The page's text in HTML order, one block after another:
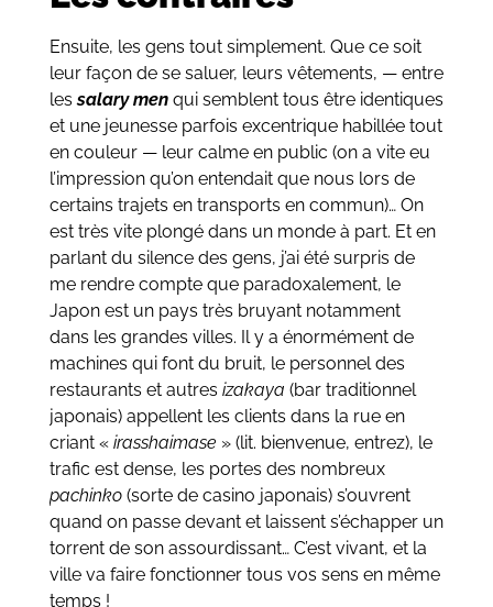
Ensuite, les gens tout simplement. Que ce soit
leur façon de se saluer, leurs vêtements, — entre
lessalary menqui semblent tous être identiques
et une jeunesse parfois excentrique habillée tout
en couleur — leur calme en public (on a vite eu
l’impression qu’on entendait que nous lors de
certains trajets en transports en commun)… On
est très vite plongé dans un monde à part. Et en
parlant du silence des gens, j’ai été surpris de
me rendre compte que paradoxalement, le
Japon est un pays très bruyant notamment
dans les grandes villes. Il y a énormément de
machines qui font du bruit, le personnel des
restaurants et autres izakaya (bar traditionnel
japonais) appellent les clients dans la rue en
criant « irasshaimase » (lit. bienvenue, entrez), le
trafic est dense, les portes des nombreux
pachinko(sorte de casino japonais) s’ouvrent
quand on passe devant et laissent s’échapper un
torrent de son assourdissant… C’est vivant, et la
ville va faire fonctionner tous vos sens en même
temps !